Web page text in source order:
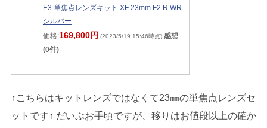
E3 単焦点レンズキット XF 23mm F2 R WR
シルバー
価格:169,800円 (2023/5/19 15:46時点) 感想
(0件)
↑こちらはキットレンズではなくて23㎜の単焦点レンズセ
ットです↑ だいぶお手頃ですが、移りはお値段以上の確か